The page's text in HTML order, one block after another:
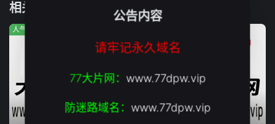
相关推荐
人气:642
公告内容
请牢记永久域名
77大片网： www.77dpw.vip
防迷路域名： www.77dpw.vip